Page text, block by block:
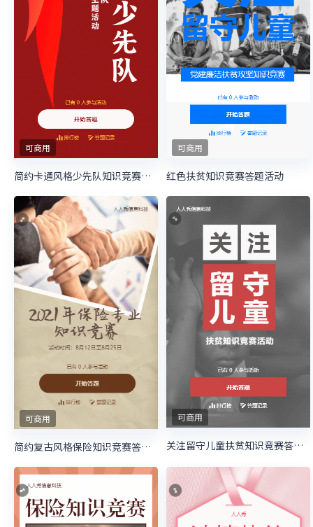
可商用
简约卡通风格少先队知识竞赛答题活动
可商用
红色扶贫知识竞赛答题活动
可商用
简约复古风格保险知识竞赛答题活动
可商用
关注留守儿童扶贫知识竞赛答题活动